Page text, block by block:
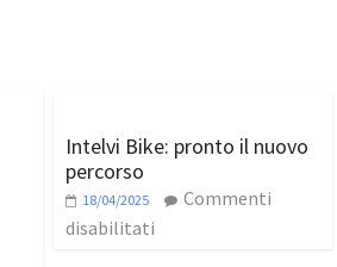
Intelvi Bike: pronto il nuovo
percorso
18/04/2025
Commenti
disabilitati